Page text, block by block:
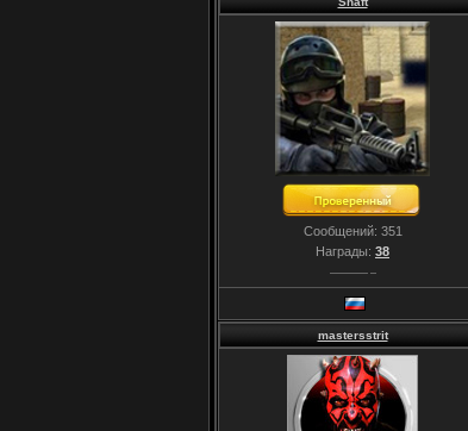
Сообщений: 351
Награды: 38
mastersstrit